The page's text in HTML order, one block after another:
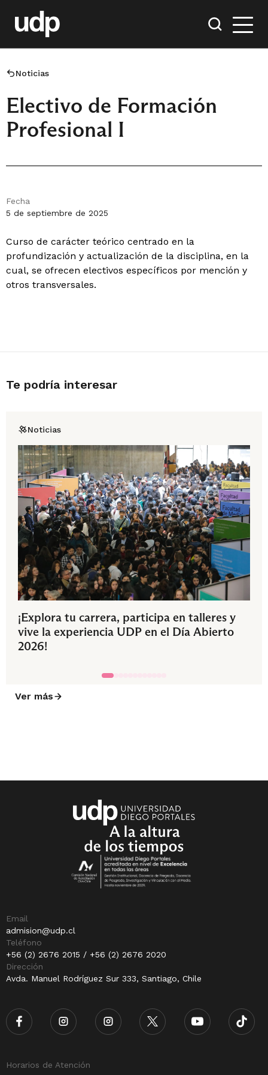
Noticias
Electivo de Formación
Profesional I
Fecha
5 de septiembre de 2025
Curso de carácter teórico centrado en la
profundización y actualización de la disciplina, en la
cual, se ofrecen electivos específicos por mención y
otros transversales.
Te podría interesar
Noticias
¡Explora tu carrera, participa en talleres y
vive la experiencia UDP en el Día Abierto
2026!
Ver más
Email
admision@udp.cl
Teléfono
+56 (2) 2676 2015 / +56 (2) 2676 2020
Dirección
Avda. Manuel Rodríguez Sur 333, Santiago, Chile
Horarios de Atención